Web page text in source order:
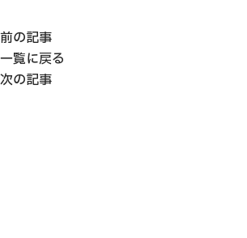
前の記事
一覧に戻る
次の記事